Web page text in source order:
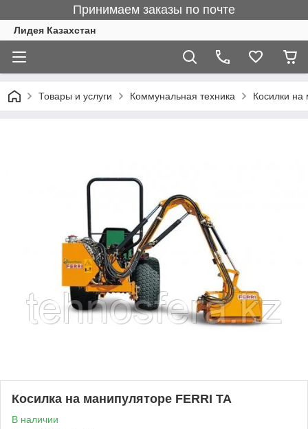
Принимаем заказы по почте
Лидея Казахстан
Товары и услуги Коммунальная техника Косилки на
Косилка на манипуляторе FERRI TA
В наличии